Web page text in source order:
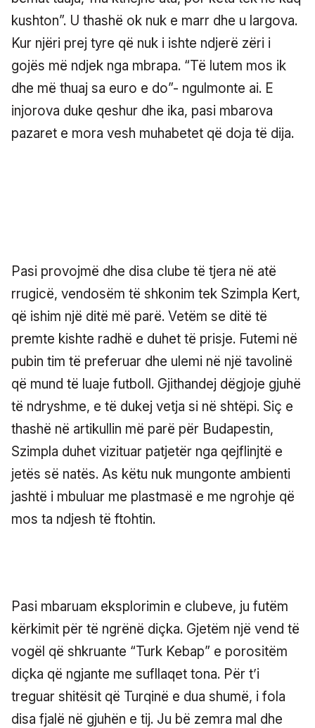
kushton”. U thashë ok nuk e marr dhe u largova.
Kur njëri prej tyre që nuk i ishte ndjerë zëri i
gojës më ndjek nga mbrapa. “Të lutem mos ik
dhe më thuaj sa euro e do”- ngulmonte ai. E
injorova duke qeshur dhe ika, pasi mbarova
pazaret e mora vesh muhabetet që doja të dija.
Pasi provojmë dhe disa clube të tjera në atë
rrugicë, vendosëm të shkonim tek Szimpla Kert,
që ishim një ditë më parë. Vetëm se ditë të
premte kishte radhë e duhet të prisje. Futemi në
pubin tim të preferuar dhe ulemi në një tavolinë
që mund të luaje futboll. Gjithandej dëgjoje gjuhë
të ndryshme, e të dukej vetja si në shtëpi. Siç e
thashë në artikullin më parë për Budapestin,
Szimpla duhet vizituar patjetër nga qejflinjtë e
jetës së natës. As këtu nuk mungonte ambienti
jashtë i mbuluar me plastmasë e me ngrohje që
mos ta ndjesh të ftohtin.
Pasi mbaruam eksplorimin e clubeve, ju futëm
kërkimit për të ngrënë diçka. Gjetëm një vend të
vogël që shkruante “Turk Kebap” e porositëm
diçka që ngjante me sufllaqet tona. Për t’i
treguar shitësit që Turqinë e dua shumë, i fola
disa fjalë në gjuhën e tij. Ju bë zemra mal dhe